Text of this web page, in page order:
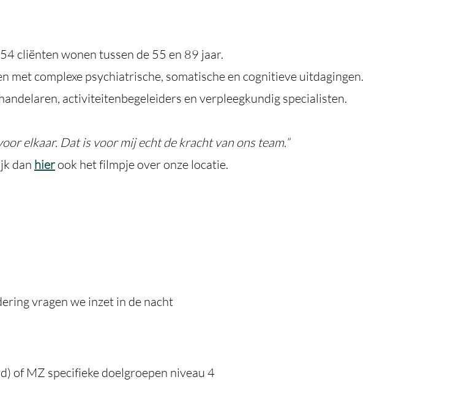
cliënten wonen tussen de 55 en 89 jaar.
met complexe psychiatrische, somatische en cognitieve uitdagingen.
activiteitenbegeleiders en verpleegkundig specialisten.
elkaar. Dat is voor mij echt de kracht van ons team.”
dan hier ook het filmpje over onze locatie.
vragen we inzet in de nacht
of MZ specifieke doelgroepen niveau 4